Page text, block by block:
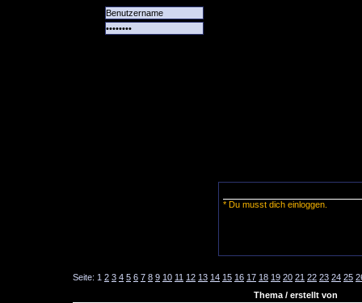
* Du musst dich einloggen.
Seite: 1 2 3 4 5 6 7 8 9 10 11 12 13 14 15 16 17 18 19 20 21 22 23 24 25
Thema / erstellt von